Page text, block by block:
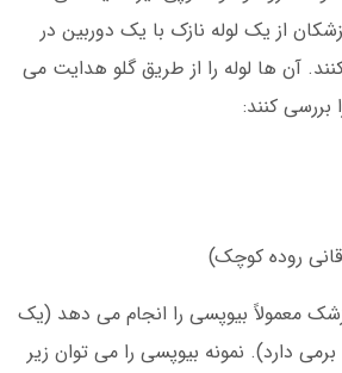
از یک لوله نازک با یک دوربین در
آن ها لوله را از طریق گلو هدایت می
بررسی کنند:
روده کوچک)
معمولاً بیوپسی را انجام می دهد (یک
دارد). نمونه بیوپسی را می توان زیر